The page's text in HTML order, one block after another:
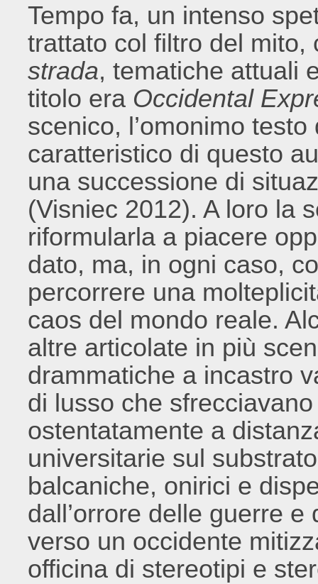
Tempo fa, un intenso
trattato col filtro del
strada, tematiche attuali
titolo era Occidental
scenico, l’omonimo
caratteristico di questo
una successione di
(Visniec 2012). A loro la
riformularla a piacere
dato, ma, in ogni caso,
percorrere una
caos del mondo reale.
altre articolate in più
drammatiche a incastro
di lusso che
ostentatamente a
universitarie sul
balcaniche, onirici e
dall’orrore delle guerre
verso un occidente
officina di stereotipi e